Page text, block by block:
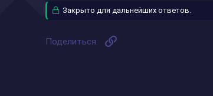
Закрыто для дальнейших ответов.
Поделиться: